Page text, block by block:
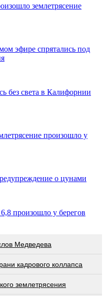
землетрясение
эфире спрятались под
без света в Калифорнии
произошло у
о цунами
произошло у берегов
Медведева
кадрового коллапса
землетрясения